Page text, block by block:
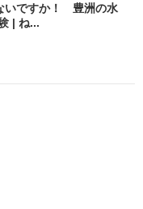
いですか！ 豊洲の水
| ね...